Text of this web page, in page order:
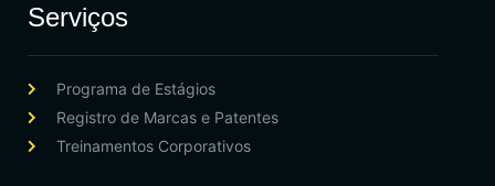
Serviços
Programa de Estágios
Registro de Marcas e Patentes
Treinamentos Corporativos